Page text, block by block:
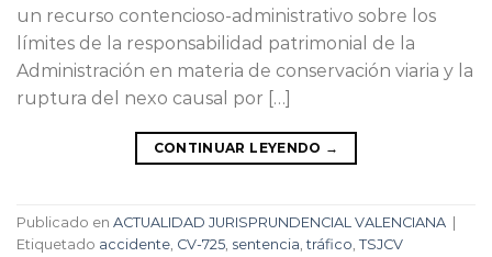
un recurso contencioso-administrativo sobre los
límites de la responsabilidad patrimonial de la
Administración en materia de conservación viaria y la
ruptura del nexo causal por […]
CONTINUAR LEYENDO →
Publicado en ACTUALIDAD JURISPRUNDENCIAL VALENCIANA
Etiquetado accidente, CV-725, sentencia,tráfico, TSJCV